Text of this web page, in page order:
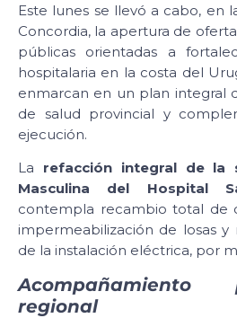
Este lunes se llevó a cabo, en
Concordia, la apertura de
públicas orientadas a
hospitalaria en la costa del
enmarcan en un plan integral
de salud provincial y
ejecución.
La refacción integral de la
Masculina del Hospital
contempla recambio total de
impermeabilización de losas
de la instalación eléctrica, por
regional